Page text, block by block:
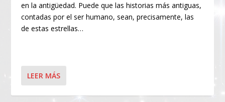
en la antigüedad. Puede que las historias más antiguas,
contadas por el ser humano, sean, precisamente, las
de estas estrellas…
LEER MÁS